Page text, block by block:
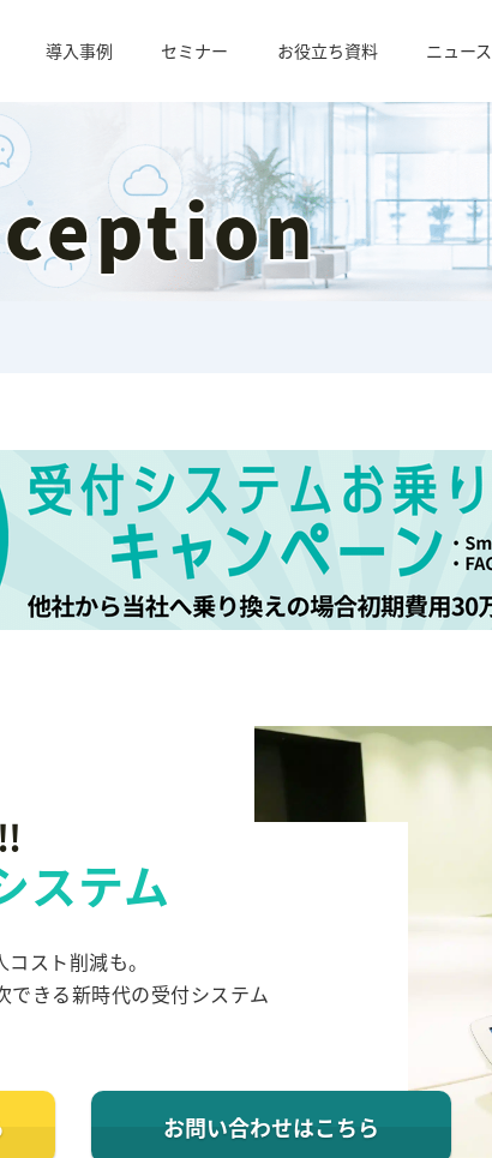
導入事例 セミナー お役立ち資料 ニュース
ステム
スト削減も。
できる新時代の受付システム
お問い合わせはこちら